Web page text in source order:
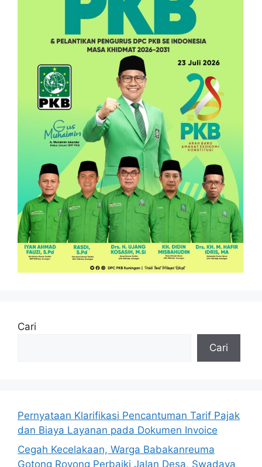
Cari
Cari
Pernyataan Klarifikasi Pencantuman Tarif Pajak
dan Biaya Layanan pada Dokumen Invoice
Cegah Kecelakaan, Warga Babakanreuma
Gotong Royong Perbaiki Jalan Desa, Swadaya